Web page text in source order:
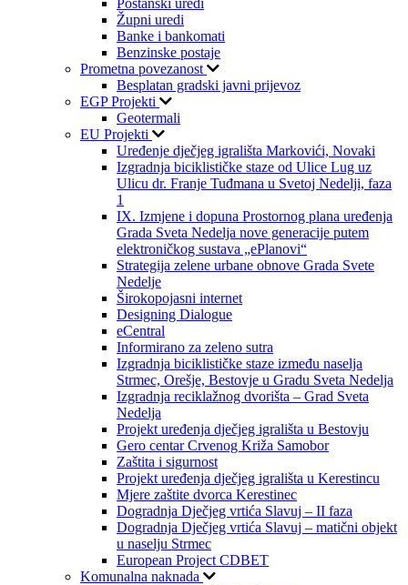
Župni uredi
Banke i bankomati
Benzinske postaje
Prometna povezanost
Besplatan gradski javni prijevoz
EGP Projekti
Geotermali
EU Projekti
Uređenje dječjeg igrališta Markovići, Novaki
Izgradnja biciklističke staze od Ulice Lug uz
Ulicu dr. Franje Tuđmana u Svetoj Nedelji, faza
1
IX. Izmjene i dopuna Prostornog plana uređenja
Grada Sveta Nedelja nove generacije putem
elektroničkog sustava „ePlanovi“
Strategija zelene urbane obnove Grada Svete
Nedelje
Širokopojasni internet
Designing Dialogue
eCentral
Informirano za zeleno sutra
Izgradnja biciklističke staze između naselja
Strmec, Orešje, Bestovje u Gradu Sveta Nedelja
Izgradnja reciklažnog dvorišta – Grad Sveta
Nedelja
Projekt uređenja dječjeg igrališta u Bestovju
Gero centar Crvenog Križa Samobor
Zaštita i sigurnost
Projekt uređenja dječjeg igrališta u Kerestincu
Mjere zaštite dvorca Kerestinec
Dogradnja Dječjeg vrtića Slavuj – II faza
Dogradnja Dječjeg vrtića Slavuj – matični objekt
u naselju Strmec
European Project CDBET
Komunalna naknada